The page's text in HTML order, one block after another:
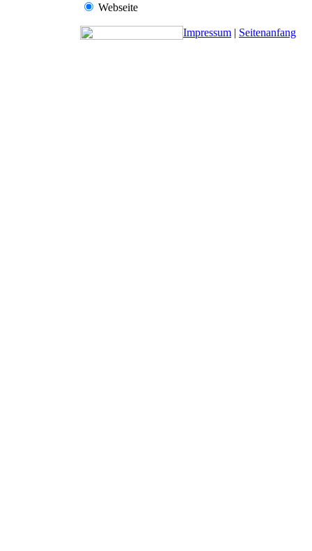
Webseite
Impressum | Seitenanfang